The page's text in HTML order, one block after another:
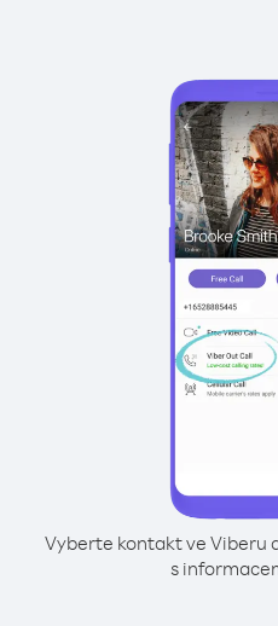
Vyberte kontakt ve Viberu
s